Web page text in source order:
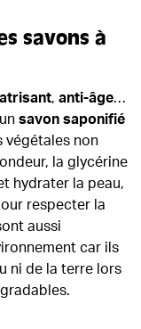
savons à
, anti-âge…
savon saponifié
végétales non
la glycérine
hydrater la peau,
respecter la
aussi
car ils
ni de la terre lors